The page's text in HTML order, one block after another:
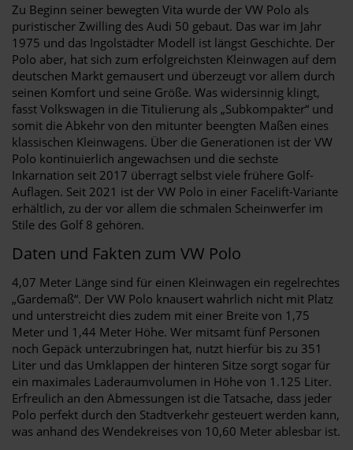
Zu Beginn seiner bewegten Vita wurde der VW Polo als
puristischer Zwilling des Audi 50 gebaut. Das war im Jahr
1975 und das Ingolstädter Modell ist längst Geschichte. Der
Polo aber, hat sich zum erfolgreichsten Kleinwagen auf dem
deutschen Markt gemausert und überzeugt vor allem durch
seinen Komfort und seine Größe. Was widersinnig klingt,
fasst Volkswagen in die Titulierung als „Subkompakter“ und
somit die Abkehr von den mitunter beengten Maßen eines
klassischen Kleinwagens. Über die Generationen ist der VW
Polo kontinuierlich angewachsen und die sechste
Inkarnation seit 2017 überragt selbst viele frühere Golf-
Auflagen. Seit 2021 ist der VW Polo in einer Facelift-Variante
erhältlich, zu der vor allem die schmalen Scheinwerfer im
Stile des Golf 8 gehören.
Daten und Fakten zum VW Polo
4,07 Meter Länge sind für einen Kleinwagen ein regelrechtes
„Gardemaß“. Der VW Polo knausert wahrlich nicht mit Platz
und unterstreicht dies zudem mit einer Breite von 1,75
Meter und 1,44 Meter Höhe. Wer mitsamt fünf Personen
noch Gepäck unterzubringen hat, nutzt hierfür bis zu 351
Liter und das Umklappen der hinteren Sitze sorgt sogar für
ein maximales Laderaumvolumen in Höhe von 1.125 Liter.
Erfreulich an den Abmessungen ist die Tatsache, dass jeder
Polo perfekt durch den Stadtverkehr gesteuert werden kann,
was anhand des Wendekreises von 10,60 Meter ablesbar ist.